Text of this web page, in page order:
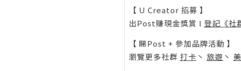
【 U Creator 招募 】
出Post賺現金獎賞 l 登記《社
【 睇Post + 參加品牌活動 】
瀏覽更多社群 打卡 丶 旅遊 丶